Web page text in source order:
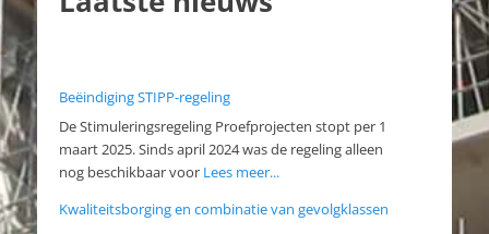
Beëindiging STIPP-regeling
De Stimuleringsregeling Proefprojecten stopt per 1
maart 2025. Sinds april 2024 was de regeling alleen
nog beschikbaar voor Lees meer...
Kwaliteitsborging en combinatie van gevolgklassen